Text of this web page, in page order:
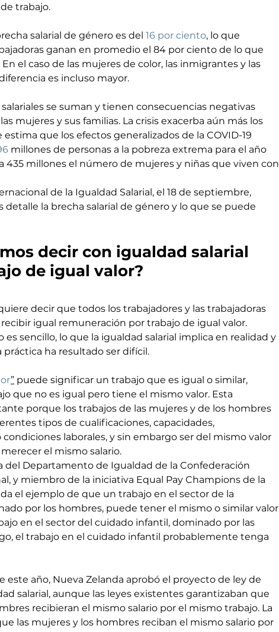
trabajo.
salarial de género es del 16 por ciento, lo que
ganan en promedio el 84 por ciento de lo que
el caso de las mujeres de color, las inmigrantes y las
es incluso mayor.
se suman y tienen consecuencias negativas
mujeres y sus familias. La crisis exacerba aún más los
estima que los efectos generalizados de la COVID-19
millones de personas a la pobreza extrema para el año
435 millones el número de mujeres y niñas que viven con
de la Igualdad Salarial, el 18 de septiembre,
detalle la brecha salarial de género y lo que se puede
decir con igualdad salarial
de igual valor?
decir que todos los trabajadores y las trabajadoras
igual remuneración por trabajo de igual valor.
sencillo, lo que la igualdad salarial implica en realidad y
práctica ha resultado ser difícil.
” puede significar un trabajo que es igual o similar,
que no es igual pero tiene el mismo valor. Esta
porque los trabajos de las mujeres y de los hombres
tipos de cualificaciones, capacidades,
condiciones laborales, y sin embargo ser del mismo valor
el mismo salario.
del Departamento de Igualdad de la Confederación
y miembro de la iniciativa Equal Pay Champions de la
da el ejemplo de que un trabajo en el sector de la
por los hombres, puede tener el mismo o similar valor
en el sector del cuidado infantil, dominado por las
el trabajo en el cuidado infantil probablemente tenga
este año, Nueva Zelanda aprobó el proyecto de ley de
salarial, aunque las leyes existentes garantizaban que
recibieran el mismo salario por el mismo trabajo. La
las mujeres y los hombres reciban el mismo salario por